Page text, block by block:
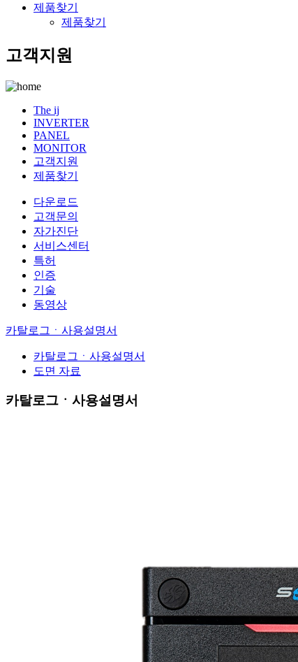
제품찾기
제품찾기
고객지원
The ij
INVERTER
PANEL
MONITOR
고객지원
제품찾기
다운로드
고객문의
자가진단
서비스센터
특허
인증
기술
동영상
카탈로그ㆍ사용설명서
카탈로그ㆍ사용설명서
도면 자료
카탈로그ㆍ사용설명서